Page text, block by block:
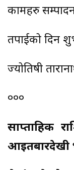
कामहरु
तपाईको दिन
ज्योतिषी
०००
साप्ताहिक
आईतबारदेखी